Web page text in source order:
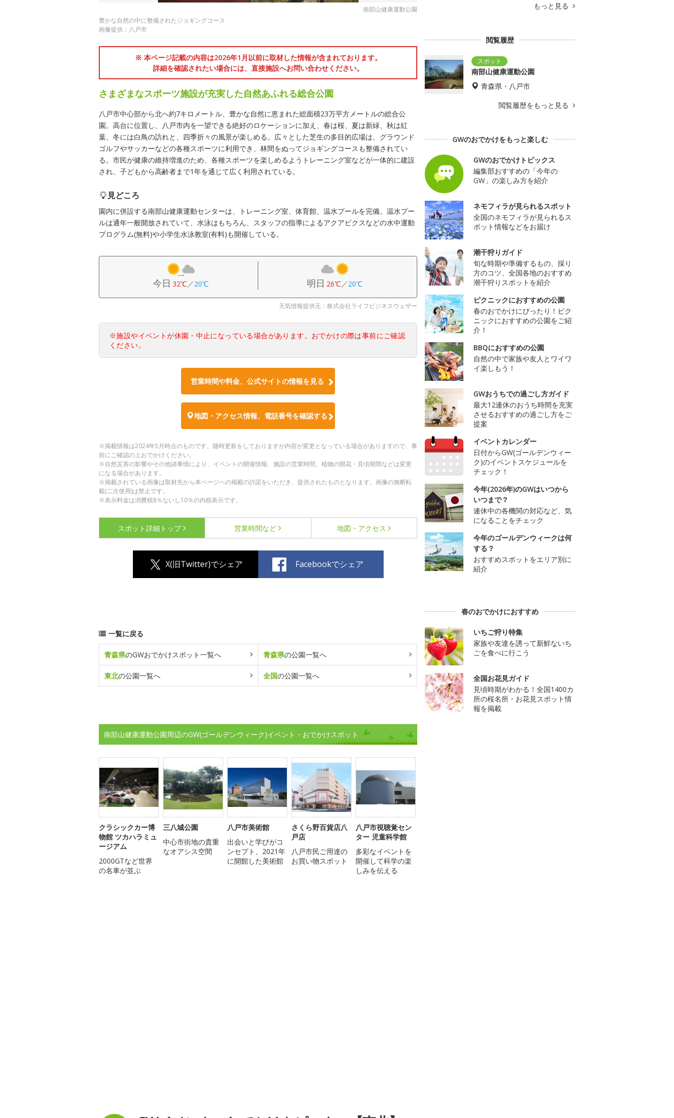
南部山健康運動公園
豊かな自然の中に整備されたジョギングコース
画像提供：八戸市
※ 本ページ記載の内容は2026年1月以前に取材した情報が含まれております。
詳細を確認されたい場合には、直接施設へお問い合わせください。
さまざまなスポーツ施設が充実した自然あふれる総合公園
八戸市中心部から北へ約7キロメートル、豊かな自然に恵まれた総面積23万平方メートルの総合公
園。高台に位置し、八戸市内を一望できる絶好のロケーションに加え、春は桜、夏は新緑、秋は紅
葉、冬には白鳥の訪れと、四季折々の風景が楽しめる。広々とした芝生の多目的広場は、グラウンド
ゴルフやサッカーなどの各種スポーツに利用でき、林間をぬってジョギングコースも整備されてい
る。市民が健康の維持増進のため、各種スポーツを楽しめるようトレーニング室などが一体的に建設
され、子どもから高齢者まで1年を通じて広く利用されている。
見どころ
園内に併設する南部山健康運動センターは、トレーニング室、体育館、温水プールを完備。温水プー
ルは通年一般開放されていて、水泳はもちろん、スタッフの指導によるアクアビクスなどの水中運動
プログラム(無料)や小学生水泳教室(有料)も開催している。
今日 32℃／20℃ 明日 26℃／20℃
天気情報提供元：株式会社ライフビジネスウェザー
※施設やイベントが休園・中止になっている場合があります。おでかけの際は事前にご確認
ください。
営業時間や料金、公式サイトの情報を見る
地図・アクセス情報、電話番号を確認する
※掲載情報は2024年5月時点のものです。随時更新をしておりますが内容が変更となっている場合がありますので、事
前にご確認の上おでかけください。
※自然災害の影響やその他諸事情により、イベントの開催情報、施設の営業時間、植物の開花・見頃期間などは変更
になる場合があります。
※掲載されている画像は取材先から本ページへの掲載の許諾をいただき、提供されたものとなります。画像の無断転
載(二次使用)は禁止です。
※表示料金は消費税8％ないし10％の内税表示です。
スポット詳細 トップ 営業時間など 地図・アクセス
X(旧Twitter)でシェア Facebookでシェア
一覧に戻る
青森県のGWおでかけスポット一覧へ 青森県の公園一覧へ
東北の公園一覧へ 全国の公園一覧へ
南部山健康運動公園周辺のGW(ゴールデンウィーク)イベント・おでかけスポット
クラシックカー博
物館 ツカハラミュ
ージアム
2000GTなど世界
の名車が並ぶ
三八城公園
中心市街地の貴重
なオアシス空間
八戸市美術館
出会いと学びがコ
ンセプト、2021年
に開館した美術館
さくら野百貨店八
戸店
八戸市民ご用達の
お買い物スポット
八戸市視聴覚セン
ター 児童科学館
多彩なイベントを
開催して科学の楽
しみを伝える
もっと見る
閲覧履歴
南部山健康運動公園
青森県・八戸市
閲覧履歴をもっと見る
GWのおでかけをもっと楽しむ
GWのおでかけトピックス
編集部おすすめの「今年の
GW」の楽しみ方を紹介
ネモフィラが見られるスポット
全国のネモフィラが見られるス
ポット情報などをお届け
潮干狩りガイド
旬な時期や準備するもの、採り
方のコツ、全国各地のおすすめ
潮干狩りスポットを紹介
ピクニックにおすすめの公園
春のおでかけにぴったり！ピク
ニックにおすすめの公園をご紹
介！
BBQにおすすめの公園
自然の中で家族や友人とワイワ
イ楽しもう！
GWおうちでの過ごし方ガイド
最大12連休のおうち時間を充実
させるおすすめの過ごし方をご
提案
イベントカレンダー
日付からGW(ゴールデンウィー
ク)のイベントスケジュールを
チェック！
今年(2026年)のGWはいつから
いつまで？
連休中の各機関の対応など、気
になることをチェック
今年のゴールデンウィークは何
する？
おすすめスポットをエリア別に
紹介
春のおでかけにおすすめ
いちご狩り特集
家族や友達を誘って新鮮ないち
ごを食べに行こう
全国お花見ガイド
見頃時期がわかる！全国1400カ
所の桜名所・お花見スポット情
報を掲載